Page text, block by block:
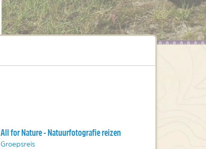
All for Nature - Natuurfotografie reizen
Groepsreis